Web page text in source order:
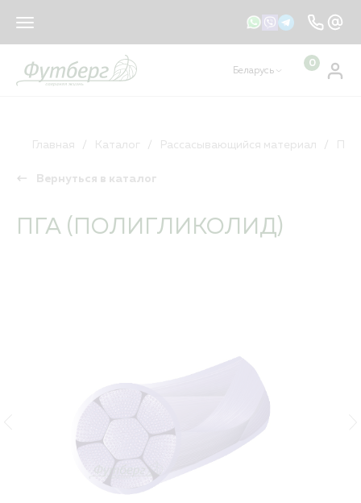
sales@footberg.by
Беларусь
0
Рассасывающийся материал
Главная Каталог Рассасывающийся материал
Вернуться в каталог
ПГА (ПОЛИГЛИКОЛИД)